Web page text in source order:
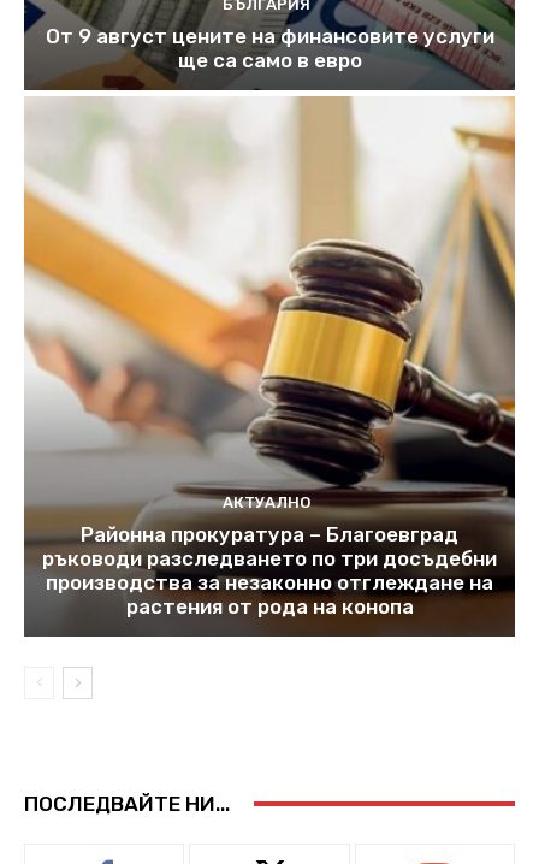
БЪЛГАРИЯ
От 9 август цените на финансовите услуги
ще са само в евро
АКТУАЛНО
Районна прокуратура – Благоевград
ръководи разследването по три досъдебни
производства за незаконно отглеждане на
растения от рода на конопа
ПОСЛЕДВАЙТЕ НИ...